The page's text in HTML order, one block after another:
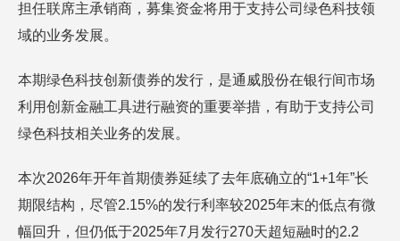
担任联席主承销商，募集资金将用于支持公司绿色科技领
域的业务发展。
本期绿色科技创新债券的发行，是通威股份在银行间市场
利用创新金融工具进行融资的重要举措，有助于支持公司
绿色科技相关业务的发展。
本次2026年开年首期债券延续了去年底确立的“1+1年”长
期限结构，尽管2.15%的发行利率较2025年末的低点有微
幅回升，但仍低于2025年7月发行270天超短融时的2.2